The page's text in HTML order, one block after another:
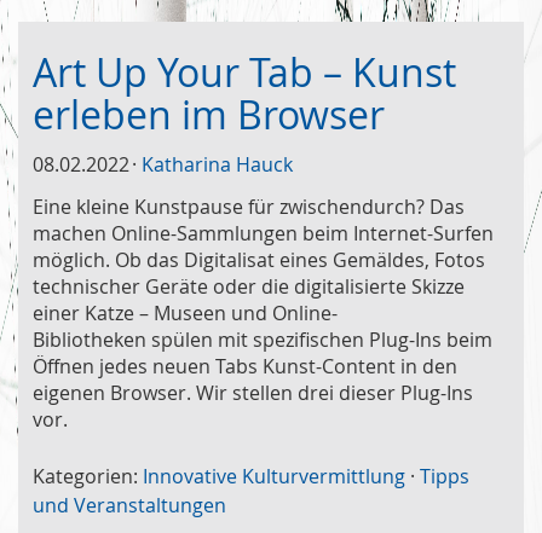
Art Up Your Tab – Kunst
erleben im Browser
08.02.2022 Katharina Hauck
Eine kleine Kunstpause für zwischendurch? Das
machen Online-Sammlungen beim Internet-Surfen
möglich. Ob das Digitalisat eines Gemäldes, Fotos
technischer Geräte oder die digitalisierte Skizze
einer Katze – Museen und Online-
Bibliotheken spülen mit spezifischen Plug-Ins beim
Öffnen jedes neuen Tabs Kunst-Content in den
eigenen Browser. Wir stellen drei dieser Plug-Ins
vor.
Kategorien: Innovative Kulturvermittlung · Tipps
und Veranstaltungen